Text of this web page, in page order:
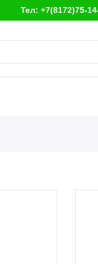
Тел: +7(8172)75-